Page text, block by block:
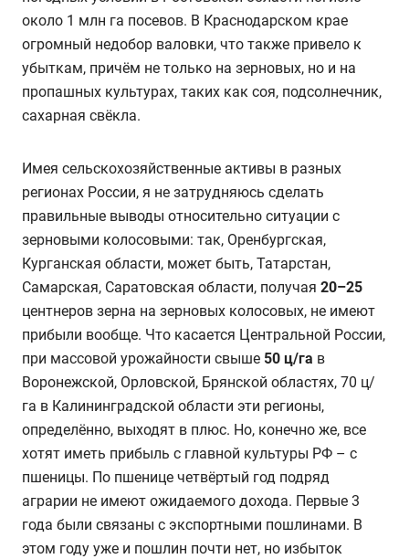
около 1 млн га посевов. В Краснодарском крае
огромный недобор валовки, что также привело к
убыткам, причём не только на зерновых, но и на
пропашных культурах, таких как соя, подсолнечник,
сахарная свёкла.
Имея сельскохозяйственные активы в разных
регионах России, я не затрудняюсь сделать
правильные выводы относительно ситуации с
зерновыми колосовыми: так, Оренбургская,
Курганская области, может быть, Татарстан,
Самарская, Саратовская области, получая 20–25
центнеров зерна на зерновых колосовых, не имеют
прибыли вообще. Что касается Центральной России,
при массовой урожайности свыше 50 ц/га в
Воронежской, Орловской, Брянской областях, 70 ц/
га в Калининградской области эти регионы,
определённо, выходят в плюс. Но, конечно же, все
хотят иметь прибыль с главной культуры РФ – с
пшеницы. По пшенице четвёртый год подряд
аграрии не имеют ожидаемого дохода. Первые 3
года были связаны с экспортными пошлинами. В
этом году уже и пошлин почти нет, но избыток